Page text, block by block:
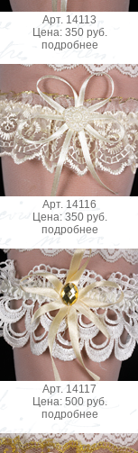
Арт. 14113
Цена: 350 руб.
подробнее
Арт. 14116
Цена: 350 руб.
подробнее
Арт. 14117
Цена: 500 руб.
подробнее